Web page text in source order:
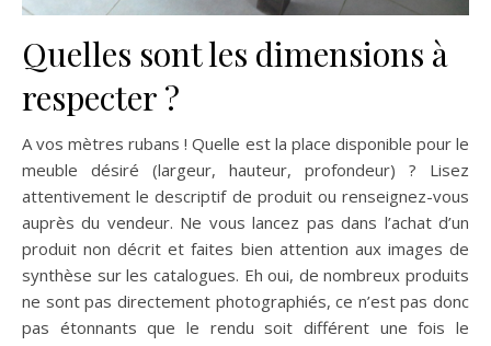
Quelles sont les dimensions à
respecter ?
A vos mètres rubans ! Quelle est la place disponible pour le
meuble désiré (largeur, hauteur, profondeur) ? Lisez
attentivement le descriptif de produit ou renseignez-vous
auprès du vendeur. Ne vous lancez pas dans l’achat d’un
produit non décrit et faites bien attention aux images de
synthèse sur les catalogues. Eh oui, de nombreux produits
ne sont pas directement photographiés, ce n’est pas donc
pas étonnants que le rendu soit différent une fois le